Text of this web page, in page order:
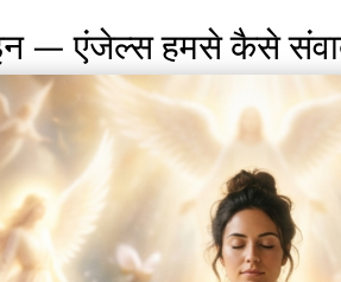
— एंजेल्स हमसे कैसे